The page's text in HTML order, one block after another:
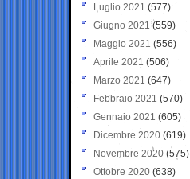
Luglio 2021 (577)
Giugno 2021(559)
Maggio 2021 (556)
Aprile 2021 (506)
Marzo 2021 (647)
Febbraio 2021 (570)
Gennaio 2021 (605)
Dicembre 2020 (619)
Novembre 2020 (575)
Ottobre 2020 (638)